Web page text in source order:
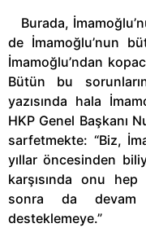
Burada,
de İmamoğlu’nun
İmamoğlu’ndan
Bütün bu
yazısında hala
HKP Genel Başkanı
sarfetmekte: “Biz,
yıllar öncesinden
karşısında onu
sonra da devam
desteklemeye.”